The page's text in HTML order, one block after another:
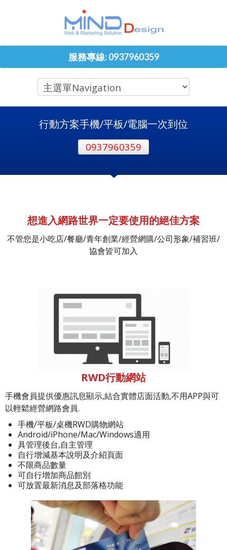
服務專線: 0937960359
行動方案手機/平板/電腦一次到位
0937960359
想進入網路世界一定要使用的絕佳方案
不管您是小吃店/餐廳/青年創業/經營網購/公司形象/補習班/
協會皆可加入
RWD行動網站
手機會員提供優惠訊息顯示,結合實體店面活動,不用APP與可
以輕鬆經營網路會員.
手機/平板/桌機RWD購物網站
Android/iPhone/Mac/Windows適用
具管理後台,自主管理
自行增減基本說明及介紹頁面
不限商品數量
可自行增加商品館別
可放置最新消息及部落格功能